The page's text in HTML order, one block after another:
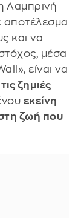
Λαμπρινή
αποτέλεσμα
και να
μέσα
είναι να
ζημιές
εκείνη
ζωή που